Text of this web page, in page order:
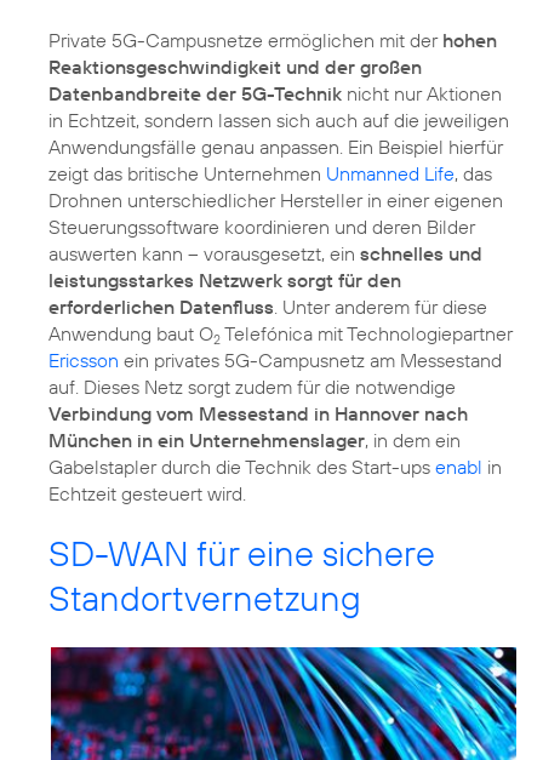
Private 5G-Campusnetze ermöglichen mit der hohen
Reaktionsgeschwindigkeit und der großen
Datenbandbreite der 5G-Technik nicht nur Aktionen
in Echtzeit, sondern lassen sich auch auf die jeweiligen
Anwendungsfälle genau anpassen. Ein Beispiel hierfür
zeigt das britische Unternehmen Unmanned Life, das
Drohnen unterschiedlicher Hersteller in einer eigenen
Steuerungssoftware koordinieren und deren Bilder
auswerten kann – vorausgesetzt, ein schnelles und
leistungsstarkes Netzwerk sorgt für den
erforderlichen Datenfluss . Unter anderem für diese
Anwendung baut O2 Telefónica mit Technologiepartner
Ericsson ein privates 5G-Campusnetz am Messestand
auf. Dieses Netz sorgt zudem für die notwendige
Verbindung vom Messestand in Hannover nach
München in ein Unternehmenslager, in dem ein
Gabelstapler durch die Technik des Start-ups enabl in
Echtzeit gesteuert wird.
SD-WAN für eine sichere
Standortvernetzung